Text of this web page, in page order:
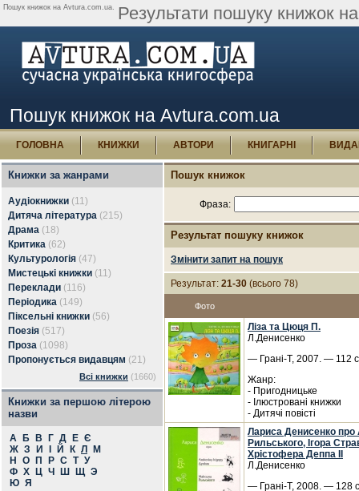
Пошук книжок на Avtura.com.ua. Результати пошуку книжок
Пошук книжок на Avtura.com.ua
ГОЛОВНА КНИЖКИ АВТОРИ КНИГАРНІ
Книжки за жанрами
Аудіокнижки (11)
Дитяча література (215)
Драма (18)
Критика (62)
Культурологія (47)
Мистецькі книжки (11)
Переклади (116)
Періодика (149)
Піксельні книжки (56)
Поезія (517)
Проза (1098)
Пропонується видавцям (21)
Всі книжки (1660)
Книжки за першою літерою
назви
А Б В Г Д Е Є
Ж З И Й К Л
М
Н
О П Р С Т У
Ф Х Ц Ч Ш Щ Э
Ю Я
Пошук книжок
Фраза:
Результат пошуку книжок
Змінити запит на пошук
Результат: 21-30 (всього 78)
Фото
Ліза та Цюця П.
Л.Денисенко
— Грані-Т, 2007. — 112
Жанр:
- Пригодницьке
- Ілюстровані книжки
- Дитячі повісті
Лариса Денисенко про
Рильського, Ігора
Хрістофера Деппа ІІ
Л.Денисенко
— Грані-Т, 2008. — 128